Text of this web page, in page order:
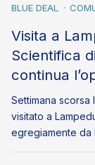
BLUE DEAL
Visita a
Scientifica
continua
Settimana scorsa
visitato a
egregiamente da